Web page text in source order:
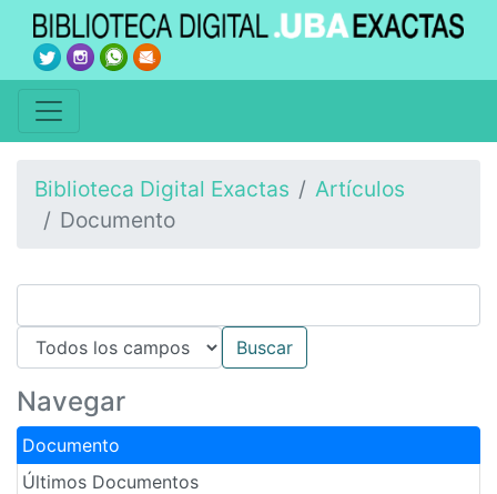
Biblioteca Digital Exactas
Artículos
Documento
Navegar
Documento
Últimos Documentos